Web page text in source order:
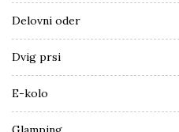
Delovni oder
Dvig prsi
E-kolo